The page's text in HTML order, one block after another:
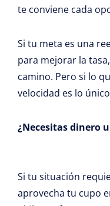
te conviene cada
Si tu meta es una
para mejorar la
camino. Pero si lo
velocidad es lo
¿Necesitas dinero
Si tu situación
aprovecha tu cupo